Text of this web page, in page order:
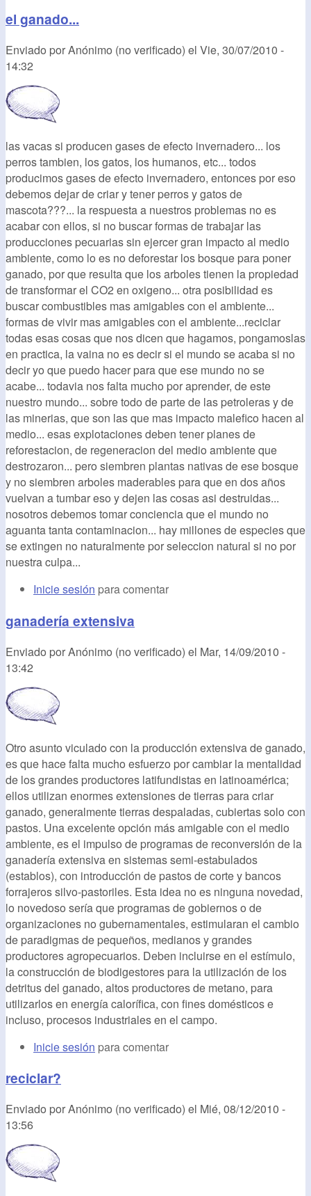
el ganado...
Enviado porAnónimo (no verificado) el Vie, 30/07/2010 -
14:32
las vacas si producen gases de efecto invernadero... los
perros tambien, los gatos, los humanos, etc... todos
producimos gases de efecto invernadero, entonces por eso
debemos dejar de criar y tener perros y gatos de
mascota???... la respuesta a nuestros problemas no es
acabar con ellos, si no buscar formas de trabajar las
producciones pecuarias sin ejercer gran impacto al medio
ambiente, como lo es no deforestar los bosque para poner
ganado, por que resulta que los arboles tienen la propiedad
de transformar el CO2 en oxigeno... otra posibilidad es
buscar combustibles mas amigables con el ambiente...
formas de vivir mas amigables con el ambiente...reciclar
todas esas cosas que nos dicen que hagamos, pongamoslas
en practica, la vaina no es decir si el mundo se acaba si no
decir yo que puedo hacer para que ese mundo no se
acabe... todavia nos falta mucho por aprender, de este
nuestro mundo... sobre todo de parte de las petroleras y de
las minerias, que son las que mas impacto malefico hacen al
medio... esas explotaciones deben tener planes de
reforestacion, de regeneracion del medio ambiente que
destrozaron... pero siembren plantas nativas de ese bosque
y no siembren arboles maderables para que en dos años
vuelvan a tumbar eso y dejen las cosas asi destruidas...
nosotros debemos tomar conciencia que el mundo no
aguanta tanta contaminacion... hay millones de especies que
se extingen no naturalmente por seleccion natural si no por
nuestra culpa...
Inicie sesión para comentar
ganadería extensiva
Enviado porAnónimo (no verificado) el Mar, 14/09/2010 -
13:42
Otro asunto viculado con la producción extensiva de ganado,
es que hace falta mucho esfuerzo por cambiar la mentalidad
de los grandes productores latifundistas en latinoamérica;
ellos utilizan enormes extensiones de tierras para criar
ganado, generalmente tierras despaladas, cubiertas solo con
pastos. Una excelente opción más amigable con el medio
ambiente, es el impulso de programas de reconversión de la
ganadería extensiva en sistemas semi-estabulados
(establos), con introducción de pastos de corte y bancos
forrajeros silvo-pastoriles. Esta idea no es ninguna novedad,
lo novedoso sería que programas de gobiernos o de
organizaciones no gubernamentales, estimularan el cambio
de paradigmas de pequeños, medianos y grandes
productores agropecuarios. Deben incluirse en el estímulo,
la construcción de biodigestores para la utilización de los
detritus del ganado, altos productores de metano, para
utilizarlos en energía calorífica, con fines domésticos e
incluso, procesos industriales en el campo.
Inicie sesión para comentar
reciclar?
Enviado porAnónimo (no verificado) el Mié, 08/12/2010 -
13:56